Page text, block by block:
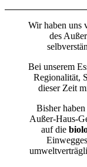
Wir haben uns
des
Bei unserem
Regionalität,
dieser Zeit
Bisher
Außer-Haus-
auf die